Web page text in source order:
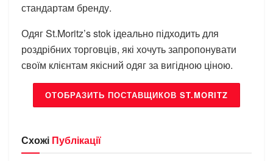
стандартам бренду.
Одяг St.Moritz’s stok ідеально підходить для
роздрібних торговців, які хочуть запропонувати
своїм клієнтам якісний одяг за вигідною ціною.
ОТОБРАЗИТЬ ПОСТАВЩИКОВ ST.MORITZ
Схожі Публікації
БРЕНДИ